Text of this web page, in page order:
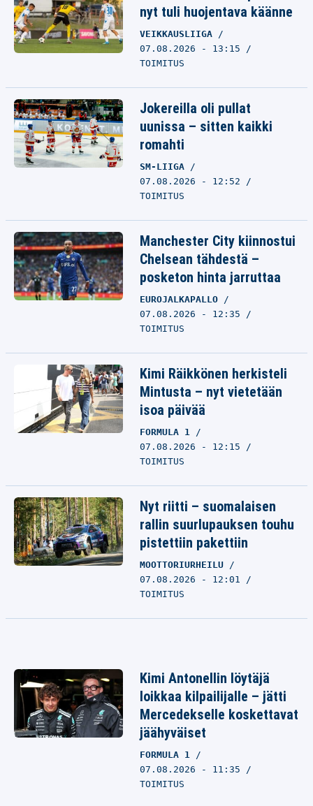
nyt tuli huojentava käänne
VEIKKAUSLIIGA
07.08.2026 - 13:15
TOIMITUS
Jokereilla oli pullat
uunissa – sitten kaikki
romahti
SM-LIIGA
07.08.2026 - 12:52
TOIMITUS
Manchester City kiinnostui
Chelsean tähdestä –
posketon hinta jarruttaa
EUROJALKAPALLO
07.08.2026 - 12:35
TOIMITUS
Kimi Räikkönen herkisteli
Mintusta – nyt vietetään
isoa päivää
FORMULA 1
07.08.2026 - 12:15
TOIMITUS
Nyt riitti – suomalaisen
rallin suurlupauksen touhu
pistettiin pakettiin
MOOTTORIURHEILU
07.08.2026 - 12:01
TOIMITUS
Kimi Antonellin löytäjä
loikkaa kilpailijalle – jätti
Mercedekselle koskettavat
jäähyväiset
FORMULA 1
07.08.2026 - 11:35
TOIMITUS